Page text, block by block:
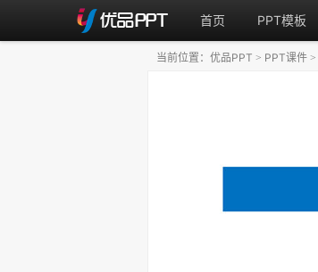
首页 PPT模板
当前位置： 优品PPT > PPT课件 >